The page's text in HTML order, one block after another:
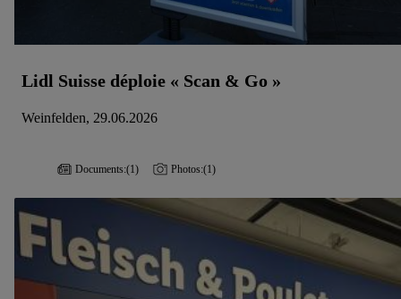
Lidl Suisse déploie « Scan & Go »
Weinfelden, 29.06.2026
Documents:(1) Photos:(1)